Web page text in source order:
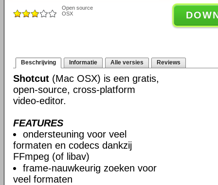
Open source
OSX
Beschrijving Informatie Alle versies Reviews
Shotcut (Mac OSX) is een gratis,
open-source, cross-platform
video-editor.
FEATURES
ondersteuning voor veel
formaten en codecs dankzij
FFmpeg (of libav)
frame-nauwkeurig zoeken voor
veel formaten